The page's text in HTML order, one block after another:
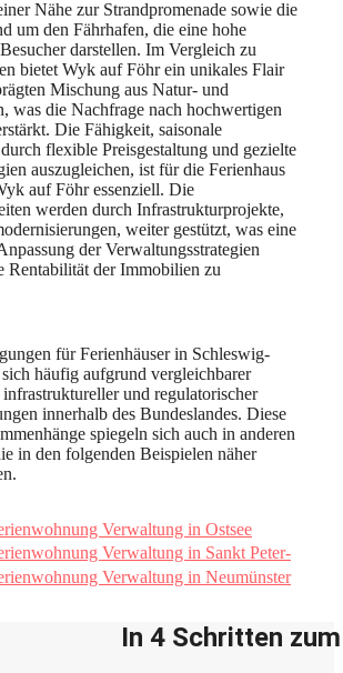
Nähe zur Strandpromenade sowie die
um den Fährhafen, die eine hohe
darstellen. Im Vergleich zu
bietet Wyk auf Föhr ein unikales Flair
Mischung aus Natur- und
was die Nachfrage nach hochwertigen
Die Fähigkeit, saisonale
flexible Preisgestaltung und gezielte
auszugleichen, ist für die Ferienhaus
auf Föhr essenziell. Die
werden durch Infrastrukturprojekte,
weiter gestützt, was eine
der Verwaltungsstrategien
Rentabilität der Immobilien zu
für Ferienhäuser in Schleswig-
häufig aufgrund vergleichbarer
und regulatorischer
innerhalb des Bundeslandes. Diese
spiegeln sich auch in anderen
in den folgenden Beispielen näher
Verwaltung in Ostsee
Verwaltung in Neumünster
In 4 Schritten